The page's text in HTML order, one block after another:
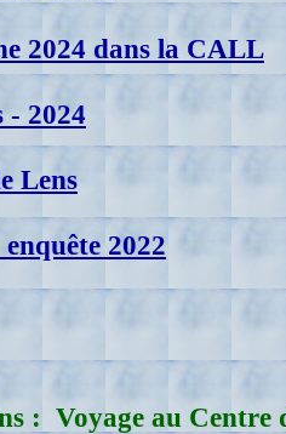
2024 dans la CALL
- 2024
Lens
2022
: Voyage au Centre